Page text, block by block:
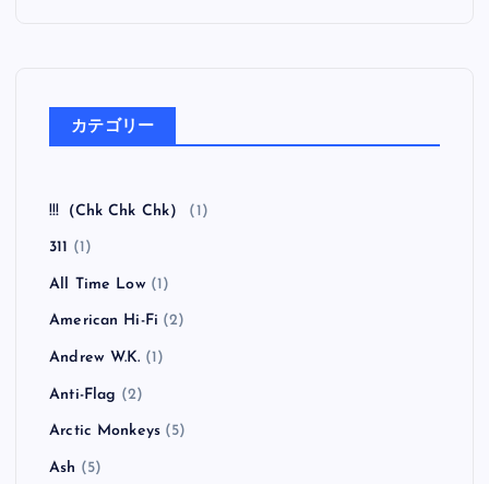
カテゴリー
!!!（Chk Chk Chk） (1)
311 (1)
All Time Low(1)
American Hi-Fi (2)
Andrew W.K. (1)
Anti-Flag (2)
Arctic Monkeys (5)
Ash (5)